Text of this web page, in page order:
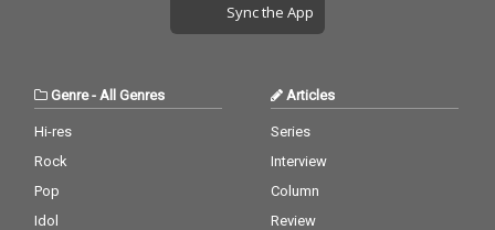
n）』を収録した全12
Sync the App
Genre- All Genres
Hi-res
Rock
Pop
Idol
Articles
Series
Interview
Column
Review